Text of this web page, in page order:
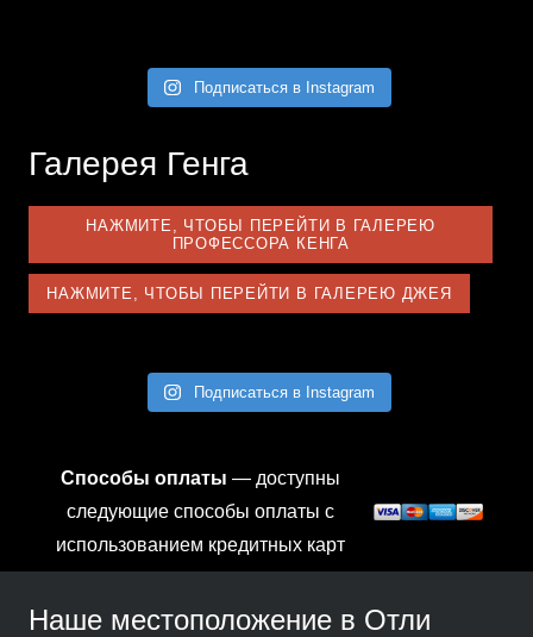
Подписаться в Instagram
Галерея Генга
НАЖМИТЕ, ЧТОБЫ ПЕРЕЙТИ В ГАЛЕРЕЮ
ПРОФЕССОРА КЕНГА
НАЖМИТЕ, ЧТОБЫ ПЕРЕЙТИ В ГАЛЕРЕЮ ДЖЕЯ
Подписаться в Instagram
Способы оплаты — доступны
следующие способы оплаты с
использованием кредитных карт
Наше местоположение в Отли